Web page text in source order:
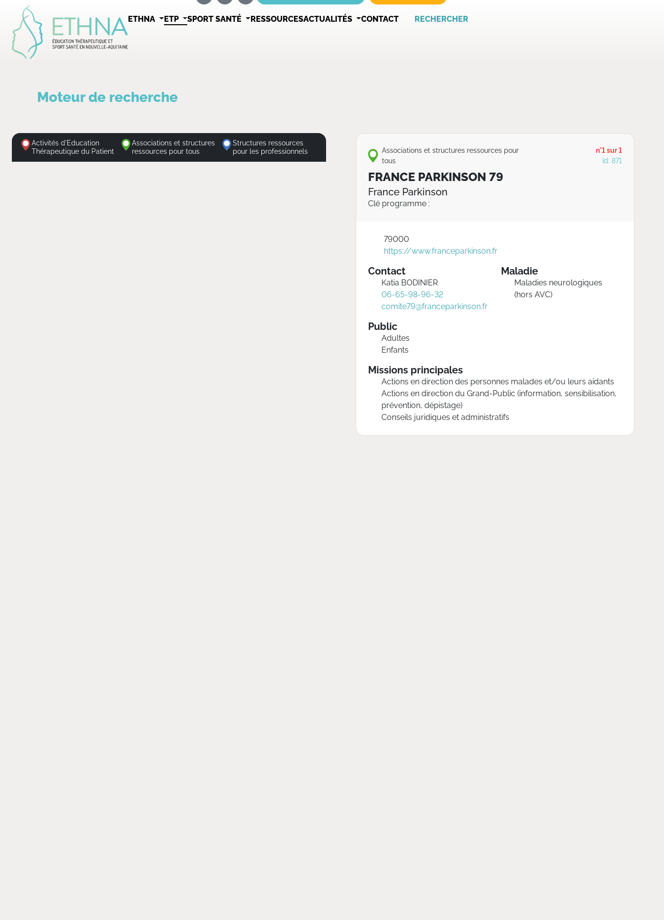
ETHNA ETP SPORT SANTÉ RESSOURCESACTUALITÉS CONTACT RECHERCHER
Moteur de recherche
Activités d'Education
Thérapeutique du Patient
Associations et structures
ressources pour tous
Structures ressources
pour les professionnels
Associations et structures ressources pour
tous
n°1 sur 1
Id: 871
FRANCE PARKINSON 79
France Parkinson
Clé programme :
79000
https://www.franceparkinson.fr
Contact
Katia BODINIER
06-65-98-96-32
comite79@franceparkinson.fr
Maladie
Maladies neurologiques
(hors AVC)
Public
Adultes
Enfants
Missions principales
Actions en direction des personnes malades et/ou leurs aidants
Actions en direction du Grand-Public (information, sensibilisation,
prévention, dépistage)
Conseils juridiques et administratifs